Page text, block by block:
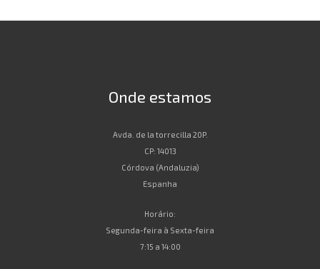
Onde estamos
Avda. de la torrecilla 20P.
CP: 14013
Córdova (Andaluzia)
Espanha
Horário:
Segunda-feira à Sexta-feira
7:15 a 14:00